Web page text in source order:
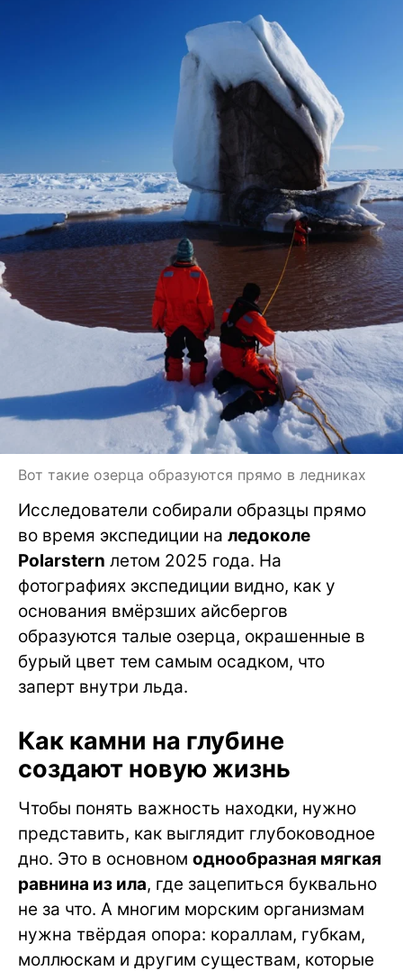
Вот такие озерца образуются прямо в ледниках
Исследователи собирали образцы прямо
во время экспедиции на ледоколе
Polarstern летом 2025 года. На
фотографиях экспедиции видно, как у
основания вмёрзших айсбергов
образуются талые озерца, окрашенные в
бурый цвет тем самым осадком, что
заперт внутри льда.
Как камни на глубине
создают новую жизнь
Чтобы понять важность находки, нужно
представить, как выглядит глубоководное
дно. Это в основном однообразная мягкая
равнина из ила, где зацепиться буквально
не за что. А многим морским организмам
нужна твёрдая опора: кораллам, губкам,
моллюскам и другим существам, которые